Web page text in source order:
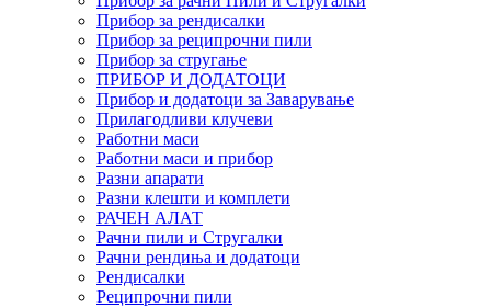
Прибор за рендисалки
Прибор за реципрочни пили
Прибор за стругање
ПРИБОР И ДОДАТОЦИ
Прибор и додатоци за Заварување
Прилагодливи клучеви
Работни маси
Работни маси и прибор
Разни апарати
Разни клешти и комплети
РАЧЕН АЛАТ
Рачни пили и Стругалки
Рачни рендиња и додатоци
Рендисалки
Реципрочни пили